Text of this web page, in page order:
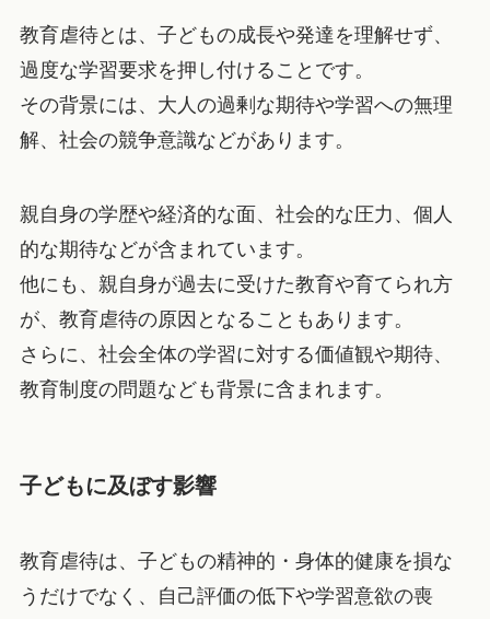
教育虐待とは、子どもの成長や発達を理解せず、
過度な学習要求を押し付けることです。
その背景には、大人の過剰な期待や学習への無理
解、社会の競争意識などがあります。
親自身の学歴や経済的な面、社会的な圧力、個人
的な期待などが含まれています。
他にも、親自身が過去に受けた教育や育てられ方
が、教育虐待の原因となることもあります。
さらに、社会全体の学習に対する価値観や期待、
教育制度の問題なども背景に含まれます。
子どもに及ぼす影響
教育虐待は、子どもの精神的・身体的健康を損な
うだけでなく、自己評価の低下や学習意欲の喪